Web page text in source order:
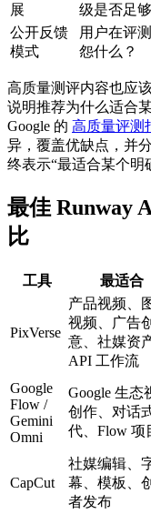
展
级是否足
公开反馈
模式
用户在评
怨什么？
高质量测评内容也应
说明推荐为什么适合
Google 的 高质量评测
异，覆盖优缺点，并
终表示“最适合某个明
最佳 Runway
比
工具 最适合
PixVerse
产品视频、
视频、广告创
意、社媒资
API 工作流
Google
Flow /
Gemini
Omni
Google 生态
创作、对话
代、Flow 项
CapCut
社媒编辑、
幕、模板、
者发布